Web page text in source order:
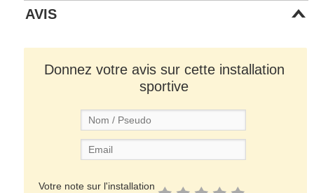
AVIS
Donnez votre avis sur cette installation
sportive
Votre note sur l'installation